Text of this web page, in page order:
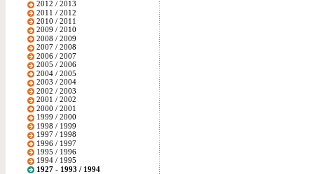
2012 / 2013
2011 / 2012
2010 / 2011
2009 / 2010
2008 / 2009
2007 / 2008
2006 / 2007
2005 / 2006
2004 / 2005
2003 / 2004
2002 / 2003
2001 / 2002
2000 / 2001
1999 / 2000
1998 / 1999
1997 / 1998
1996 / 1997
1995 / 1996
1994 / 1995
1927 - 1993 / 1994